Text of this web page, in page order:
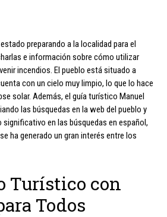
preparando a la localidad para el
e información sobre cómo utilizar
incendios. El pueblo está situado a
con un cielo muy limpio, lo que lo hace
solar. Además, el guía turístico Manuel
las búsquedas en la web del pueblo y
en las búsquedas en español,
ha generado un gran interés entre los
Turístico con
Todos